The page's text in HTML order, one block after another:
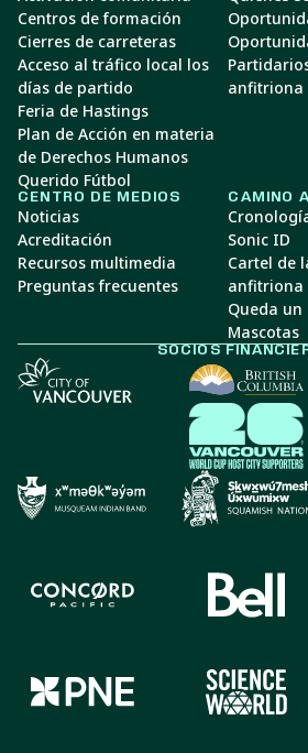
Centros de formación
Cierres de carreteras
Acceso al tráfico local los
días de partido
Feria de Hastings
Plan de Acción en materia
de Derechos Humanos
Querido Fútbol
anfitriona
CENTRO DE MEDIOS
Noticias
Acreditación
Recursos multimedia
Preguntas frecuentes
CAMINO
Sonic ID
Cartel de
anfitriona
Queda un
Mascotas
SOCIOS